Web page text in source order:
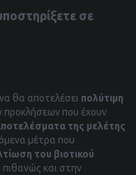
σε
θα αποτελέσει πολύτιμη
που έχουν
της μελέτης
μέτρα που
του βιοτικού
πιθανώς και στην